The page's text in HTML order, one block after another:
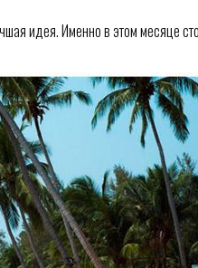
идея. Именно в этом месяце